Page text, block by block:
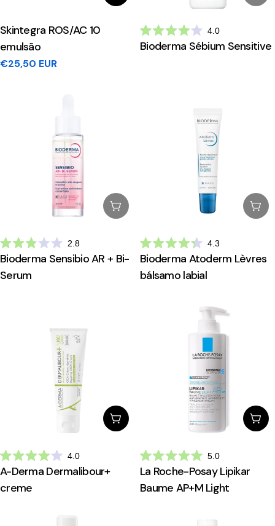
Skintegra ROS/AC 10
emulsão
Preço
€25,50 EUR
Avaliado
com
4.0
Bioderma Sébium Sensitive
Esgotado
Avaliado
com
2.8
de
2.8
Bioderma Sensibio AR + Bi-
Serum
Avaliado
com
4.3
de
4.3
Bioderma Atoderm Lèvres
bálsamo labial
Escolhe Opções
Avaliado
com
de
4.0
A-Derma Dermalibour+
creme
Avaliado
com
5.0
de
5.0
La Roche-Posay Lipikar
Baume AP+M Light